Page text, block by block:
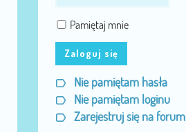
Pamiętaj mnie
Zaloguj się
Nie pamiętam hasła
Nie pamiętam loginu
Zarejestruj się na forum